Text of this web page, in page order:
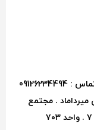
میرداماد . مجتمع